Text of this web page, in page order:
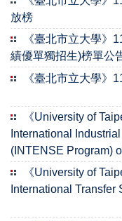
放榜
《臺北市立大學》
績優單獨招生)榜單公
《臺北市立大學》
《University of
International
(INTENSE Program)
《University of
International